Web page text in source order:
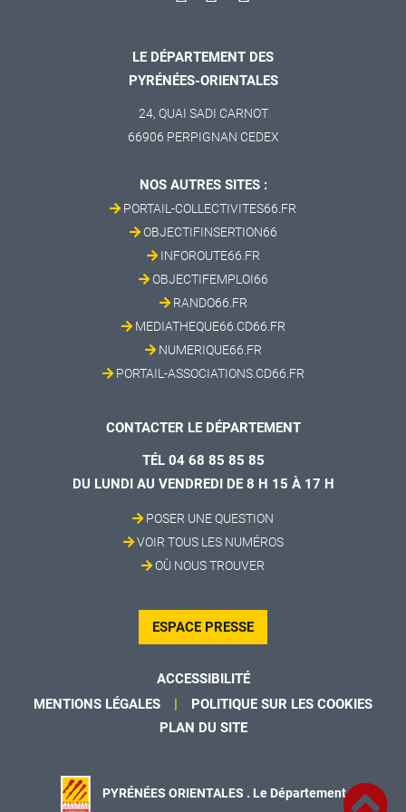
LE DÉPARTEMENT DES
PYRÉNÉES-ORIENTALES
24, QUAI SADI CARNOT
66906 PERPIGNAN CEDEX
NOS AUTRES SITES :
PORTAIL-COLLECTIVITES66.FR
OBJECTIFINSERTION66
INFOROUTE66.FR
OBJECTIFEMPLOI66
RANDO66.FR
MEDIATHEQUE66.CD66.FR
NUMERIQUE66.FR
PORTAIL-ASSOCIATIONS.CD66.FR
CONTACTER LE DÉPARTEMENT
TÉL 04 68 85 85 85
DU LUNDI AU VENDREDI DE 8 H 15 À 17 H
POSER UNE QUESTION
VOIR TOUS LES NUMÉROS
OÙ NOUS TROUVER
ESPACE PRESSE
ACCESSIBILITÉ
MENTIONS LÉGALES
POLITIQUE SUR LES COOKIES
PLAN DU SITE
PYRÉNÉES ORIENTALES . Le Département